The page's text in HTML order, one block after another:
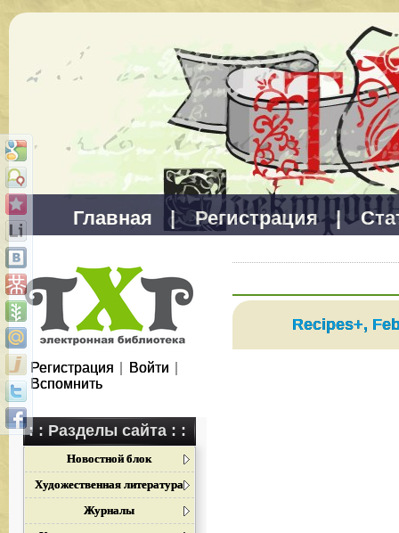
Главная | Регистрация |
Регистрация Войти
Вспомнить
: : Разделы сайта : :
Новостной блок
Художественная литература
Журналы
Recipes+,